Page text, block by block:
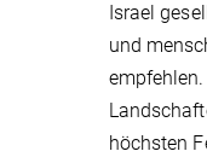
Israel
und
höchsten